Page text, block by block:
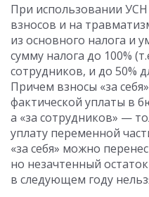
При использовании
взносов и на
из основного налога и
сумму налога до 100%
сотрудников, и до 50%
Причем взносы «за
фактической уплаты в
а «за сотрудников» —
уплату переменной
«за себя» можно
но незачтенный
в следующем году